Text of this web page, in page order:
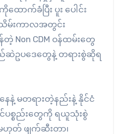
ာက်ခံပြီး ပူး ပေါင်း
မ်းကာလအတွင်း
CDM ဝန်ထမ်းတွေ
ဥပဒေတွေနဲ့ တရားစွဲဆိုရ
ေနဲ့ မတရားတဲ့နည်းနဲ့ နိုင်ငံ
င်ပစ္စည်းတွေကို ရယူသုံးစွဲ
မဟုတ် ဖျက်ဆီးတာ၊